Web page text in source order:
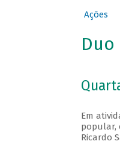
Ações
Em
popular,
Ricardo